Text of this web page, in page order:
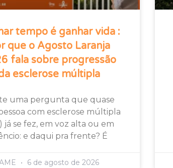
tempo é ganhar vida :
que o Agosto Laranja
fala sobre progressão
esclerose múltipla
uma pergunta que quase
com esclerose múltipla
já se fez, em voz alta ou em
e daqui pra frente? É
6 de agosto de 2026